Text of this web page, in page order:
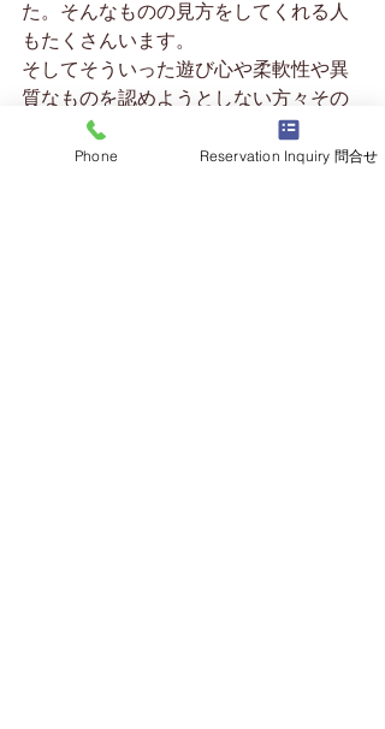
た。そんなものの見方をしてくれる人
もたくさんいます。
そしてそういった遊び心や柔軟性や異
質なものを認めようとしない方々その
ものが地方の衰退に拍車をかけてるの
ではないかというのが(あくまで一つの
Phone Reservation Inquiry 問合せ